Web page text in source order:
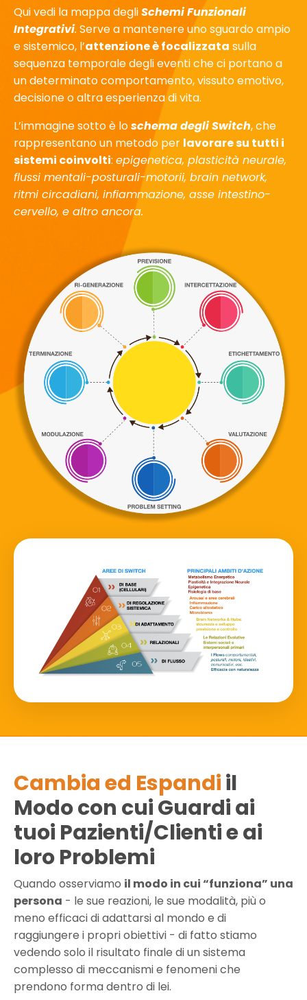
Qui vedi la mappa degliSchemi Funzionali
Integrativi. Serve a mantenere uno sguardo ampio
e sistemico, l’attenzione è focalizzata sulla
sequenza temporale degli eventi che ci portano a
un determinato comportamento, vissuto emotivo,
decisione o altra esperienza di vita.
L’immagine sotto è loschema degli Switch, che
rappresentano un metodo per lavorare su tutti i
sistemi coinvolti: epigenetica, plasticità neurale,
flussi mentali-posturali-motorii, brain network,
ritmi circadiani, infiammazione, asse intestino-
cervello, e altro ancora.
Cambia ed Espandiil
Modo con cui Guardi ai
tuoi Pazienti/Clienti e ai
loro Problemi
Quando osserviamo il modo in cui “funziona” una
persona - le sue reazioni, le sue modalità, più o
meno efficaci di adattarsi al mondo e di
raggiungere i propri obiettivi - di fatto stiamo
vedendo solo il risultato finale di un sistema
complesso di meccanismi e fenomeni che
prendono forma dentro di lei.